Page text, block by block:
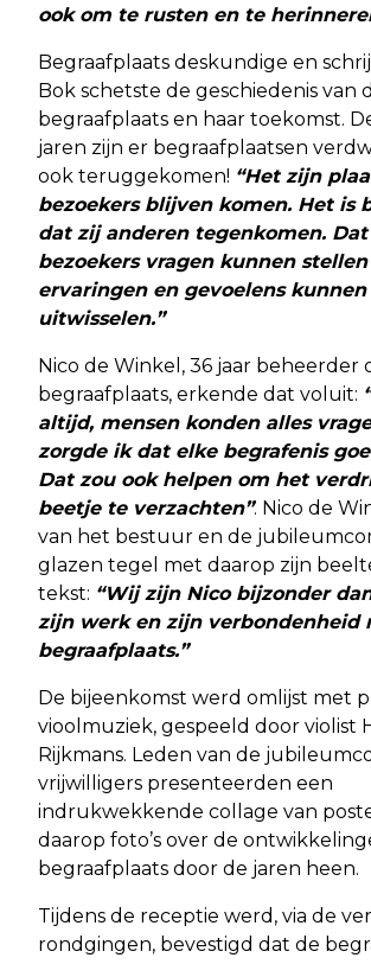
ook om te rusten en te
Begraafplaats deskundige en
Bok schetste de geschiedenis van
begraafplaats en haar toekomst.
jaren zijn er begraafplaatsen
ook teruggekomen! “Het zijn
bezoekers blijven komen. Het is
dat zij anderen tegenkomen. Dat
bezoekers vragen kunnen
ervaringen en gevoelens kunnen
uitwisselen.”
Nico de Winkel, 36 jaar beheerder
begraafplaats, erkende dat voluit:
altijd, mensen konden alles
zorgde ik dat elke begrafenis
Dat zou ook helpen om het
beetje te verzachten”. Nico de
van het bestuur en de
glazen tegel met daarop zijn
tekst: “Wij zijn Nico bijzonder
zijn werk en zijn verbondenheid
begraafplaats.”
De bijeenkomst werd omlijst met
vioolmuziek, gespeeld door violist
Rijkmans. Leden van de
vrijwilligers presenteerden een
indrukwekkende collage van
daarop foto’s over de
begraafplaats door de jaren heen.
Tijdens de receptie werd, via de
rondgingen, bevestigd dat de